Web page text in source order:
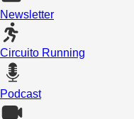
Newsletter
Circuito Running
Podcast